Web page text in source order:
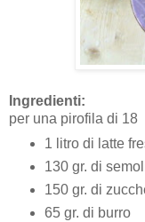
Ingredienti:
per una pirofila di 18
1 litro di latte
130 gr. di
150 gr. di
65 gr. di burro